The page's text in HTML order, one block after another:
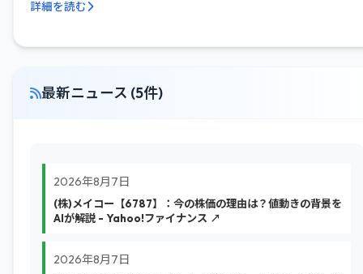
詳細を読む
最新ニュース (5件)
2026年8月7日
(株)メイコー【6787】：今の株価の理由は？値動きの背景を
AIが解説 - Yahoo!ファイナンス ↗
2026年8月7日